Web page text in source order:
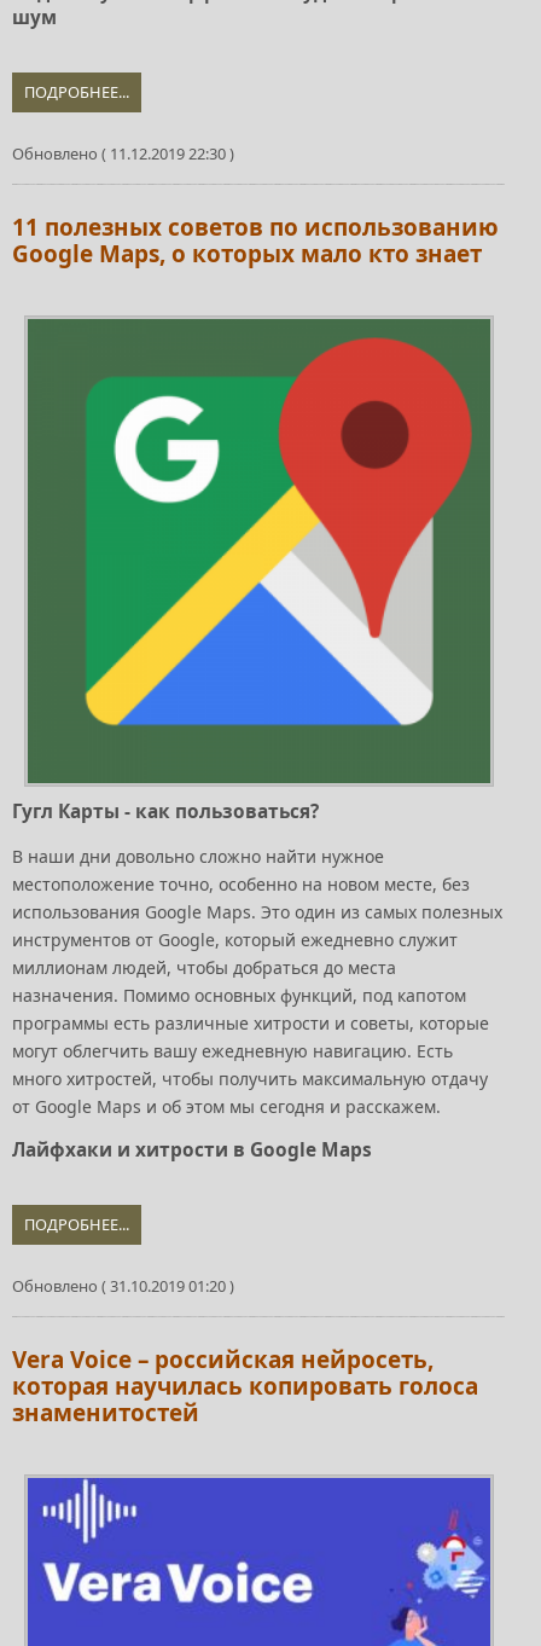
шум
ПОДРОБНЕЕ...
Обновлено ( 11.12.2019 22:30 )
11 полезных советов по использованию
Google Maps, о которых мало кто знает
Гугл Карты - как пользоваться?
В наши дни довольно сложно найти нужное
местоположение точно, особенно на новом месте, без
использования Google Maps. Это один из самых полезных
инструментов от Google, который ежедневно служит
миллионам людей, чтобы добраться до места
назначения. Помимо основных функций, под капотом
программы есть различные хитрости и советы, которые
могут облегчить вашу ежедневную навигацию. Есть
много хитростей, чтобы получить максимальную отдачу
от Google Maps и об этом мы сегодня и расскажем.
Лайфхаки и хитрости в Google Maps
ПОДРОБНЕЕ...
Обновлено ( 31.10.2019 01:20 )
Vera Voice – российская нейросеть,
которая научилась копировать голоса
знаменитостей